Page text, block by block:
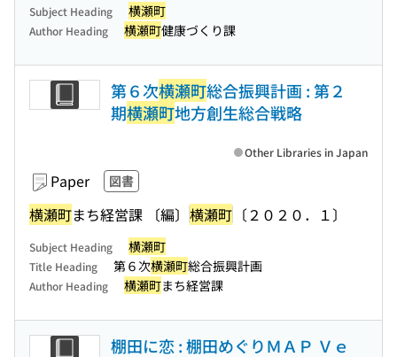
Subject Heading 横瀬町
Author Heading 横瀬町健康づくり課
第６次横瀬町総合振興計画 : 第２
期横瀬町地方創生総合戦略
Paper 図書
横瀬町まち経営課 〔編〕 横瀬町 〔２０２０．１〕
Other Libraries in Japan
Subject Heading 横瀬町
Title Heading 第６次横瀬町総合振興計画
Author Heading 横瀬町まち経営課
棚田に恋 : 棚田めぐりＭＡＰ Ｖｅ